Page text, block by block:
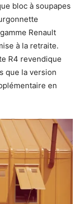
bloc à soupapes
Renault
à la retraite.
R4 revendique
que la version
en